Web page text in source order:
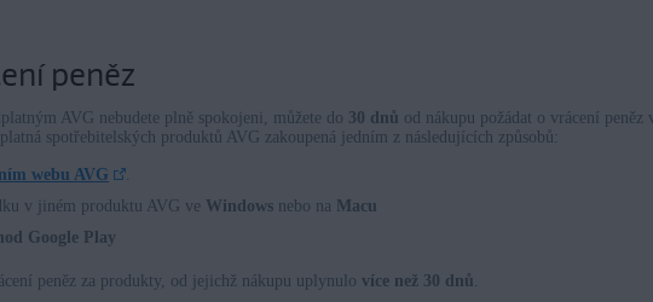
platformypeněz
AVG nebudete plně spokojeni, můžete do 30 dnů od nákupu požádat o vrácení peněz
spotřebitelských produktů AVG zakoupená jedním z následujících způsobů:
webu AVG
.
v jiném produktu AVG ve Windows nebo na Macu
Google Play
peněz za produkty, od jejichž nákupu uplynulo více než 30 dnů.